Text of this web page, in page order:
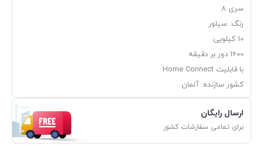
سری 8
رنگ: سیلور
10 کیلویی
1600 دور بر دقیقه
با قابلیت Home Connect
کشور سازنده: آلمان
ارسال رایگان
برای تمامی سفارشات کشور